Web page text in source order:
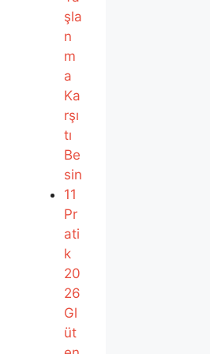
şla
n
m
a
Ka
rşı
tı
Be
sin
11
Pr
ati
k
20
26
Gl
üt